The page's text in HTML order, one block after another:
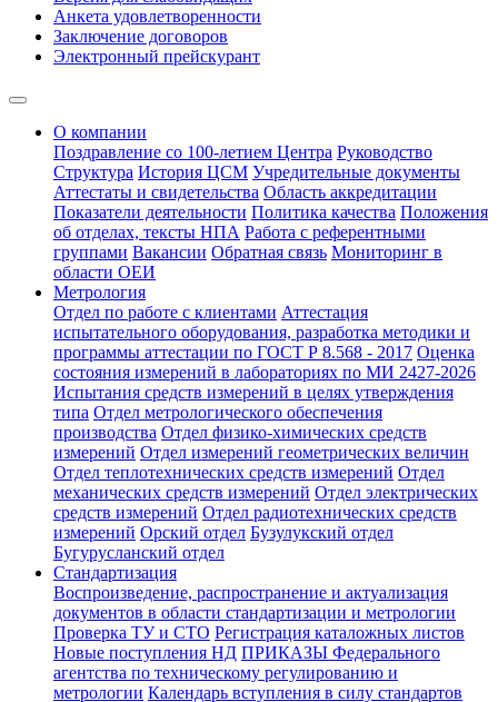
Анкета удовлетворенности
Заключение договоров
Электронный прейскурант
О компании
Поздравление со 100-летием Центра Руководство
Структура История ЦСМ Учредительные документы
Аттестаты и свидетельства Область аккредитации
Показатели деятельности Политика качества Положения
об отделах, тексты НПА Работа с референтными
группами Вакансии Обратная связь Мониторинг в
области ОЕИ
Метрология
Отдел по работе с клиентами Аттестация
испытательного оборудования, разработка методики и
программы аттестации по ГОСТ Р 8.568 - 2017 Оценка
состояния измерений в лабораториях по МИ 2427-2026
Испытания средств измерений в целях утверждения
типа Отдел метрологического обеспечения
производства Отдел физико-химических средств
измерений Отдел измерений геометрических величин
Отдел теплотехнических средств измерений Отдел
механических средств измерений Отдел электрических
средств измерений Отдел радиотехнических средств
измерений Орский отдел Бузулукский отдел
Бугурусланский отдел
Стандартизация
Воспроизведение, распространение и актуализация
документов в области стандартизации и метрологии
Проверка ТУ и СТО Регистрация каталожных листов
Новые поступления НД ПРИКАЗЫ Федерального
агентства по техническому регулированию и
метрологии Календарь вступления в силу стандартов